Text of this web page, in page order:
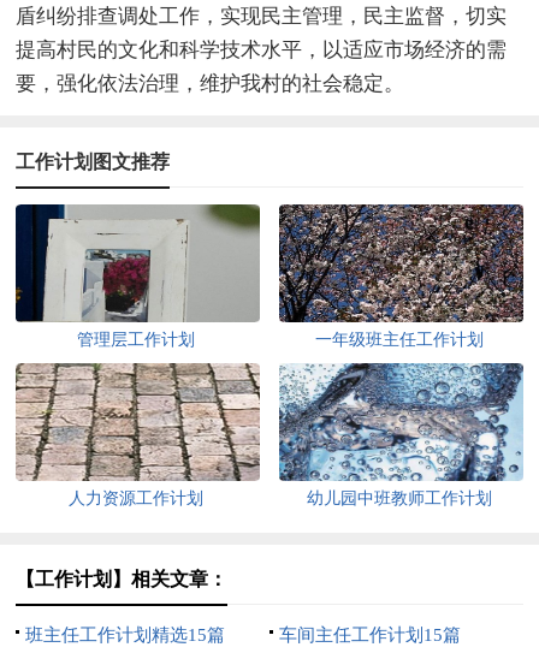
盾纠纷排查调处工作，实现民主管理，民主监督，切实
提高村民的文化和科学技术水平，以适应市场经济的需
要，强化依法治理，维护我村的社会稳定。
工作计划图文推荐
管理层工作计划 一年级班主任工作计划
人力资源工作计划 幼儿园中班教师工作计划
【工作计划】相关文章：
班主任工作计划精选15篇 车间主任工作计划15篇